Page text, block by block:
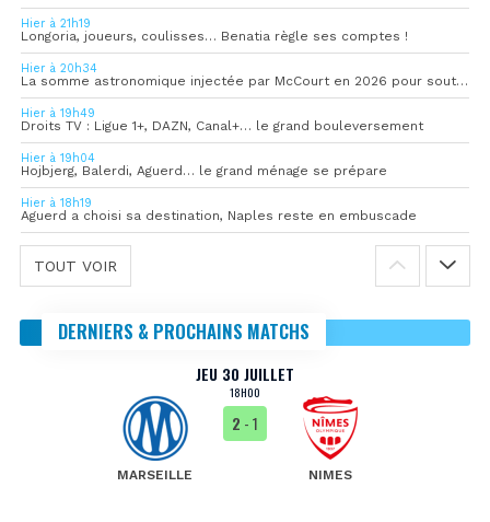
Hier à 21h19
Longoria, joueurs, coulisses… Benatia règle ses comptes !
Hier à 20h34
La somme astronomique injectée par McCourt en 2026 pour soutenir l’OM
Hier à 19h49
Droits TV : Ligue 1+, DAZN, Canal+… le grand bouleversement
Hier à 19h04
Hojbjerg, Balerdi, Aguerd… le grand ménage se prépare
Hier à 18h19
Aguerd a choisi sa destination, Naples reste en embuscade
TOUT VOIR
DERNIERS & PROCHAINS MATCHS
JEU 30 JUILLET
18H00
MARSEILLE
2 - 1
NIMES